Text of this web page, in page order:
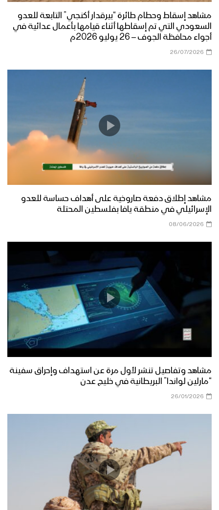
مشاهد إسقاط وحطام طائرة “بيرقدار أكنجي” التابعة للعدو
السعودي التي تم إسقاطها أثناء قيامها بأعمال عدائية في
أجواء محافظة الجوف – 26 يوليو 2026م
26/07/2026
مشاهد إطلاق دفعة صاروخية على أهداف حساسة للعدو
الإسرائيلي في منطقة يافا بفلسطين المحتلة
08/06/2026
مشاهد وتفاصيل تنشر لأول مرة عن استهداف وإحراق سفينة
“مارلين لواندا” البريطانية في خليج عدن
26/01/2026